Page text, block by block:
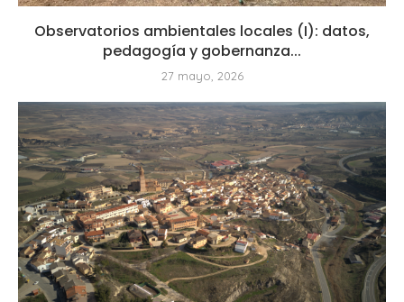
Observatorios ambientales locales (I): datos,
pedagogía y gobernanza...
27 mayo, 2026